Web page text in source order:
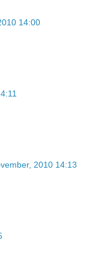
14:00
2010 14:13